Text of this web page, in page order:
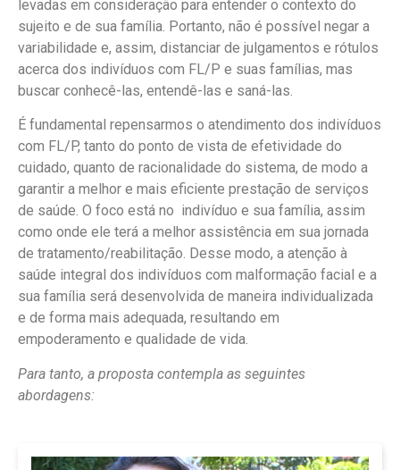
levadas em consideração para entender o contexto do
sujeito e de sua família. Portanto, não é possível negar a
variabilidade e, assim, distanciar de julgamentos e rótulos
acerca dos indivíduos com FL/P e suas famílias, mas
buscar conhecê-las, entendê-las e saná-las.
É fundamental repensarmos o atendimento dos indivíduos
com FL/P, tanto do ponto de vista de efetividade do
cuidado, quanto de racionalidade do sistema, de modo a
garantir a melhor e mais eficiente prestação de serviços
de saúde. O foco está no indivíduo e sua família, assim
como onde ele terá a melhor assistência em sua jornada
de tratamento/reabilitação. Desse modo, a atenção à
saúde integral dos indivíduos com malformação facial e a
sua família será desenvolvida de maneira individualizada
e de forma mais adequada, resultando em
empoderamento e qualidade de vida.
Para tanto, a proposta contempla as seguintes
abordagens: